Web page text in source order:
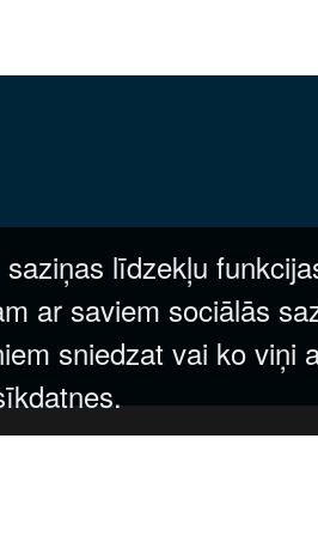
līdzekļu
ar saviem sociālās
sniedzat vai ko viņi